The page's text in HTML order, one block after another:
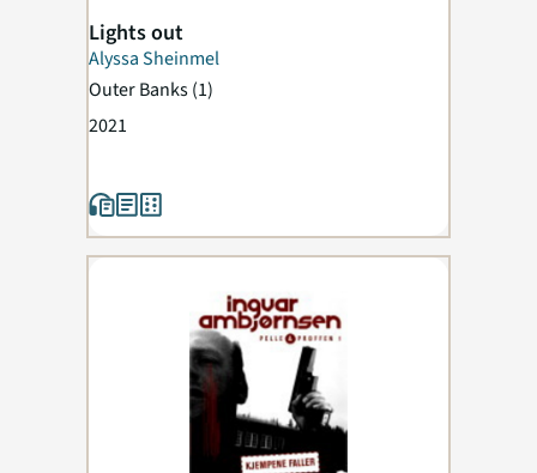
Lights out
Alyssa Sheinmel
Outer Banks(1)
2021